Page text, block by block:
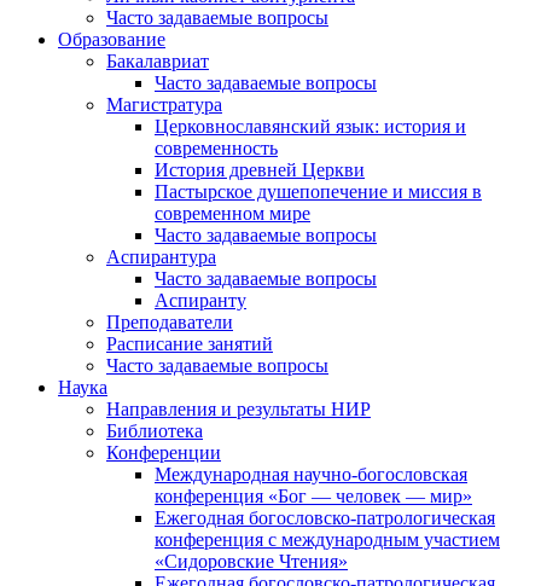
Часто задаваемые вопросы
Образование
Бакалавриат
Часто задаваемые вопросы
Магистратура
Церковнославянский язык: история и
современность
История древней Церкви
Пастырское душепопечение и миссия в
современном мире
Часто задаваемые вопросы
Аспирантура
Часто задаваемые вопросы
Аспиранту
Преподаватели
Расписание занятий
Часто задаваемые вопросы
Наука
Направления и результаты НИР
Библиотека
Конференции
Международная научно-богословская
конференция «Бог — человек — мир»
Ежегодная богословско-патрологическая
конференция с международным участием
«Сидоровские Чтения»